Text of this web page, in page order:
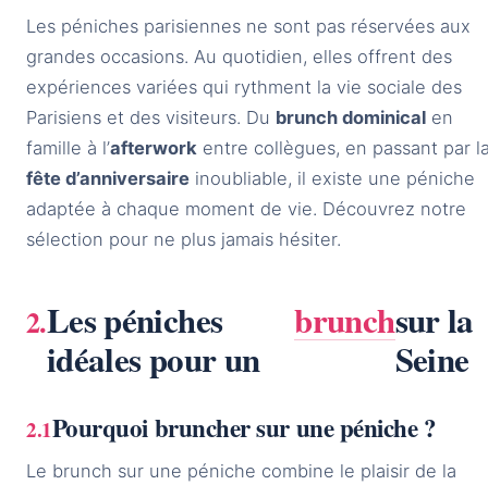
Les péniches parisiennes ne sont pas réservées aux
grandes occasions. Au quotidien, elles offrent des
expériences variées qui rythment la vie sociale des
Parisiens et des visiteurs. Du brunch dominical en
famille à l’afterwork entre collègues, en passant par
fête d’anniversaire inoubliable, il existe une péniche
adaptée à chaque moment de vie. Découvrez notre
sélection pour ne plus jamais hésiter.
Les péniches
idéales pour un
brunchsur la
Seine
Pourquoi bruncher sur une péniche ?
Le brunch sur une péniche combine le plaisir de la